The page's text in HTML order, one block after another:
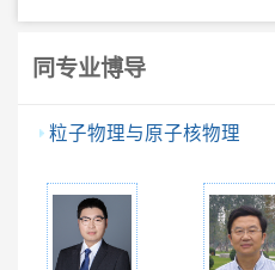
同专业博导
粒子物理与原子核物理